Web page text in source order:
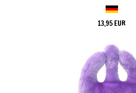
13,95 EUR